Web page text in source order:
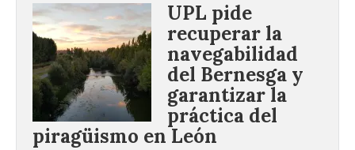
UPL pide
recuperar la
navegabilidad
del Bernesga y
garantizar la
práctica del
piragüismo en León